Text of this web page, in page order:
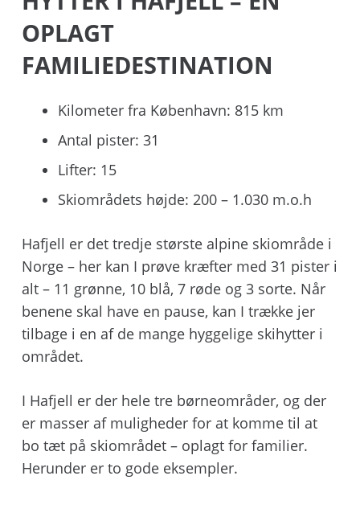
OPLAGT
FAMILIEDESTINATION
Kilometer fra København: 815 km
Antal pister: 31
Lifter: 15
Skiområdets højde: 200 – 1.030 m.o.h
Hafjell er det tredje største alpine skiområde i
Norge – her kan I prøve kræfter med 31 pister i
alt – 11 grønne, 10 blå, 7 røde og 3 sorte. Når
benene skal have en pause, kan I trække jer
tilbage i en af de mange hyggelige skihytter i
området.
I Hafjell er der hele tre børneområder, og der
er masser af muligheder for at komme til at
bo tæt på skiområdet – oplagt for familier.
Herunder er to gode eksempler.